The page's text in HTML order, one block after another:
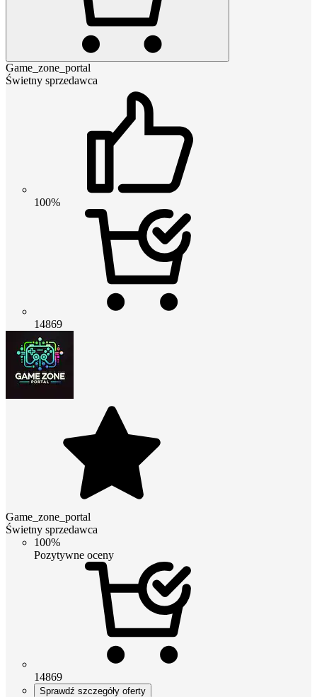
Game_zone_portal
Świetny sprzedawca
100%
14869
Game_zone_portal
Świetny sprzedawca
100%
Pozytywne oceny
14869
Sprawdź szczegóły oferty